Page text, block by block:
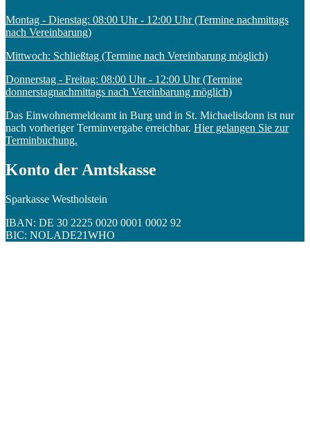
Montag - Dienstag: 08:00 Uhr - 12:00 Uhr (Termine nachmittags
nach Vereinbarung)
Mittwoch: Schließtag (Termine nach Vereinbarung möglich)
Donnerstag - Freitag: 08:00 Uhr - 12:00 Uhr (Termine
donnerstagnachmittags nach Vereinbarung möglich)
Das Einwohnermeldeamt in Burg und in St. Michaelisdonn ist nur
nach vorheriger Terminvergabe erreichbar. Hier gelangen Sie zur
Terminbuchung.
Konto der Amtskasse
Sparkasse Westholstein
IBAN: DE 30 2225 0020 0001 0002 92
BIC: NOLADE21WHO